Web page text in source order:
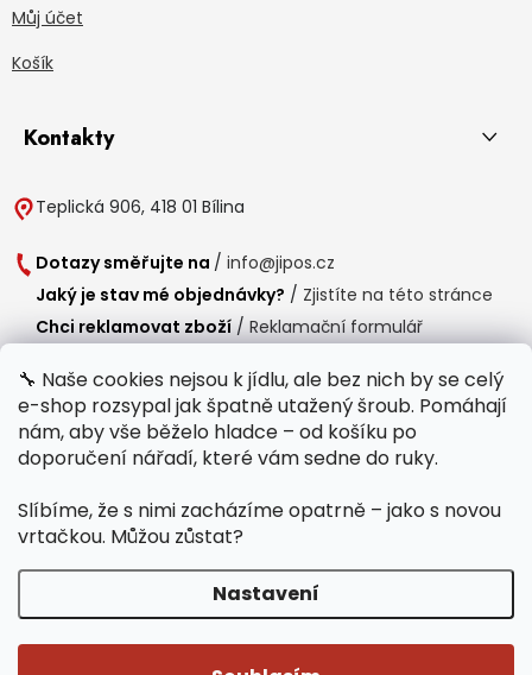
🔧 Naše cookies nejsou k jídlu, ale bez nich by se celý
e-shop rozsypal jak špatně utažený šroub. Pomáhají
nám, aby vše běželo hladce – od košíku po
doporučení nářadí, které vám sedne do ruky.
Slíbíme, že s nimi zacházíme opatrně – jako s novou
vrtačkou. Můžou zůstat?
Nastavení
Můj účet
Košík
Kontakty
Teplická 906, 418 01 Bílina
Dotazy směřujte na / info@jipos.cz
Jaký je stav mé objednávky? / Zjistíte na této stránce
Chci reklamovat zboží / Reklamační formulář
Provozní doba
Po-Čt / 8:00 - 15:00
Polední přestávka /11:00 - 11:30
Copyright 2026Jipos.cz. Všechna práva vyhrazena.Upravit nastavení
cookies